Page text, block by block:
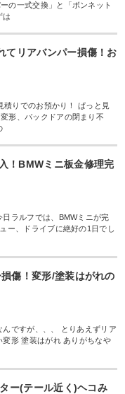
の一式交換」と「ボンネット
は
てリアバンパー損傷！お
りでのお預かり！ ぱっと見
形、バックドアの閉まり不
！BMWミニ板金修理完
ラルフでは、BMWミニが完
ー、ドライブに絶好の1日でし
傷！変形/塗装はがれの
ですが、、、 とりあえずリア
形 塗装はがれ ありがちなや
ー(テール近く)ヘコみ